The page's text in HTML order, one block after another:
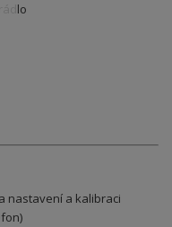
nastavení a kalibraci